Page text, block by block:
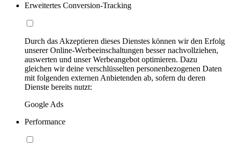
Erweitertes Conversion-Tracking
Durch das Akzeptieren dieses Dienstes können wir den Erfolg
unserer Online-Werbeeinschaltungen besser nachvollziehen,
auswerten und unser Werbeangebot optimieren. Dazu
gleichen wir deine verschlüsselten personenbezogenen Daten
mit folgenden externen Anbietenden ab, sofern du deren
Dienste bereits nutzt:
Google Ads
Performance